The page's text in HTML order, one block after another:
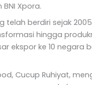
Xpora.
telah berdiri sejak
hingga
ekspor ke 10 negara
Cucup Ruhiyat,